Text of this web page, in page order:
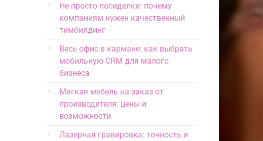
Не просто посиделки: почему
компаниям нужен качественный
тимбилдинг
Весь офис в кармане: как выбрать
мобильную CRM для малого
бизнеса
Мягкая мебель на заказ от
производителя: цены и
возможности
Лазерная гравировка: точность и